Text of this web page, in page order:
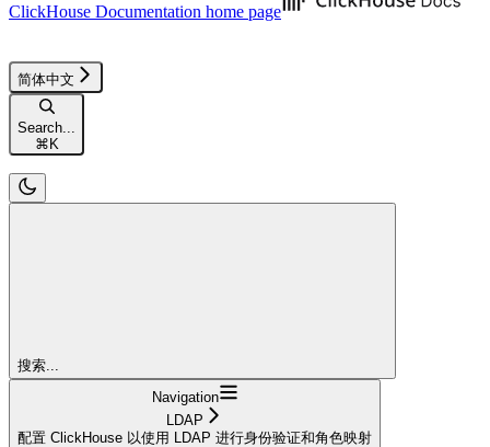
ClickHouse Documentation home page
简体中文
Search...
⌘ K
搜索...
Navigation
LDAP
配置 ClickHouse 以使用 LDAP 进行身份验证和角色映射